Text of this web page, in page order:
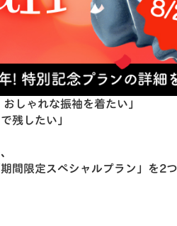
しゃれな振袖を着たい」
残したい」
間限定スペシャルプラン」を2